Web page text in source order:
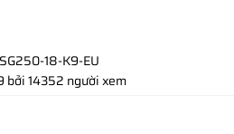
18-K9-EU
bởi 14352 người xem